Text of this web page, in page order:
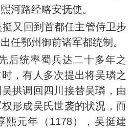
河路经略安抚使。
回到首都任主管侍卫步
任鄂州御前诸军都统制。
统率蜀兵达二十多年之
，有人多次提出将吴璘之
拱调回四川接替吴璘，由
形成吴氏世袭的状况，而
熙元年（1178），吴挺建